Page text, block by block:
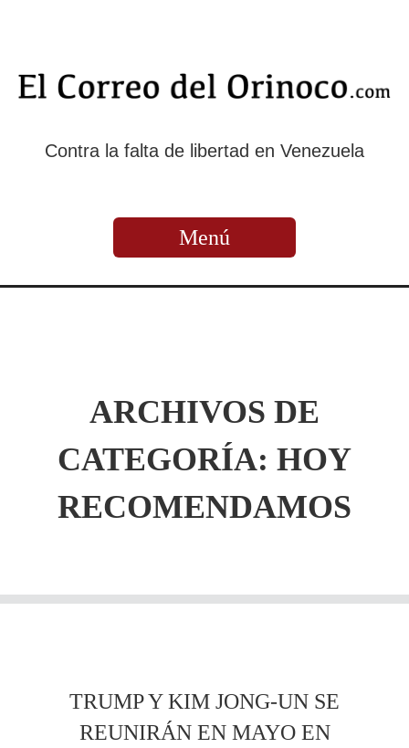
Contra la falta de libertad en Venezuela
Menú
ARCHIVOS DE
CATEGORÍA: HOY
RECOMENDAMOS
TRUMP Y KIM JONG-UN SE
REUNIRÁN EN MAYO EN